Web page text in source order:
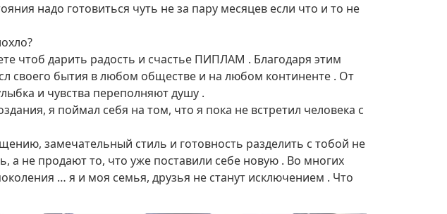
надо готовиться чуть не за пару месяцев если что и то не
чтоб дарить радость и счастье ПИПЛАМ . Благодаря этим
своего бытия в любом обществе и на любом континенте . От
и чувства переполняют душу .
я поймал себя на том, что я пока не встретил человека с
замечательный стиль и готовность разделить с тобой не
а не продают то, что уже поставили себе новую . Во многих
… я и моя семья, друзья не станут исключением . Что